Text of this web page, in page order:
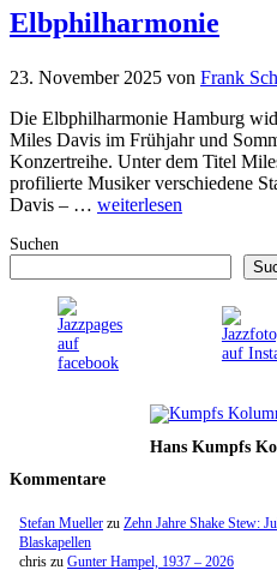
Elbphilharmonie
23. November 2025 von Frank
Die Elbphilharmonie Hamburg
Miles Davis im Frühjahr und
Konzertreihe. Unter dem Titel
profilierte Musiker verschiedene
Davis – … weiterlesen
Suchen
Hans Kumpfs
Kommentare
Stefan Mueller zu Zehn Jahre Shake Stew:
Blaskapellen
chris zu Gunter Hampel, 1937 – 2026